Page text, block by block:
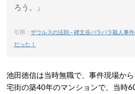
ろう。」
引用： ザウルスの法則 – 碑文谷バラバラ殺人事
だった！
池田徳信は当時無職で、事件現場か
宅街の築40年のマンションで、当時